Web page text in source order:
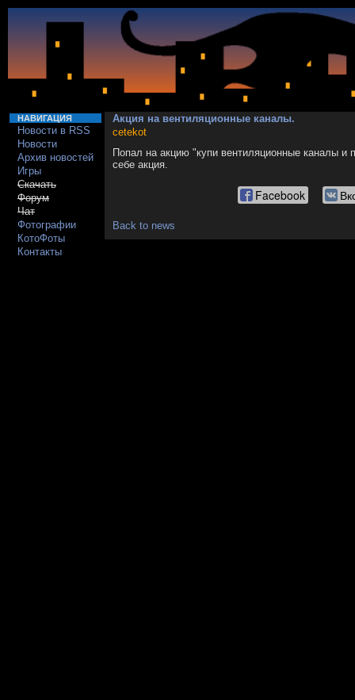
НАВИГАЦИЯ
Новости в RSS
Новости
Архив новостей
Игры
Скачать
Форум
Чат
Фотографии
КотоФоты
Контакты
Акция на вентиляционные каналы.
cetekot
Попал на акцию "купи вентиляционные каналы
себе акция.
Facebook
Back to news